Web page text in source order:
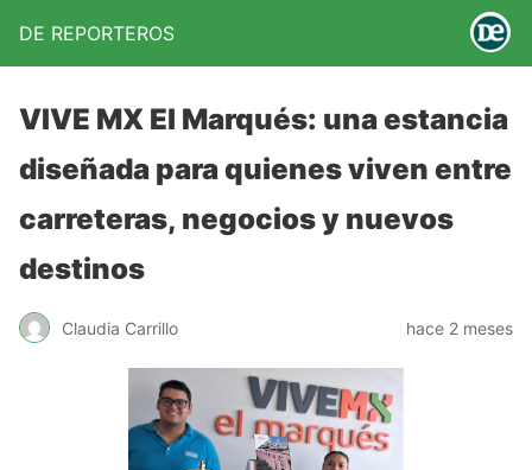
DE REPORTEROS
VIVE MX El Marqués: una estancia
diseñada para quienes viven entre
carreteras, negocios y nuevos
destinos
Claudia Carrillo hace 2 meses